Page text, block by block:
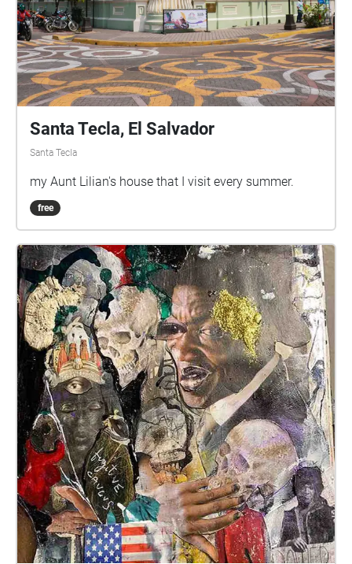
las gradas de Catedral Duración: 3:20 minutos 5\. La
plaza vacía Ubicación: esquina 2a avenida sur y 2a
calle oriente Duración: 4:05 minutos
Santa Tecla, El Salvador
Santa Tecla
my Aunt Lilian's house that I visit every summer.
free